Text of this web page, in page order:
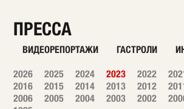
ПРЕССА
ВИДЕОРЕПОРТАЖИ ГАСТРОЛИ
2026 2025 2024 2023 2022
2016
2015 2014 2013 2012
2006
2005 2004 2003 2002